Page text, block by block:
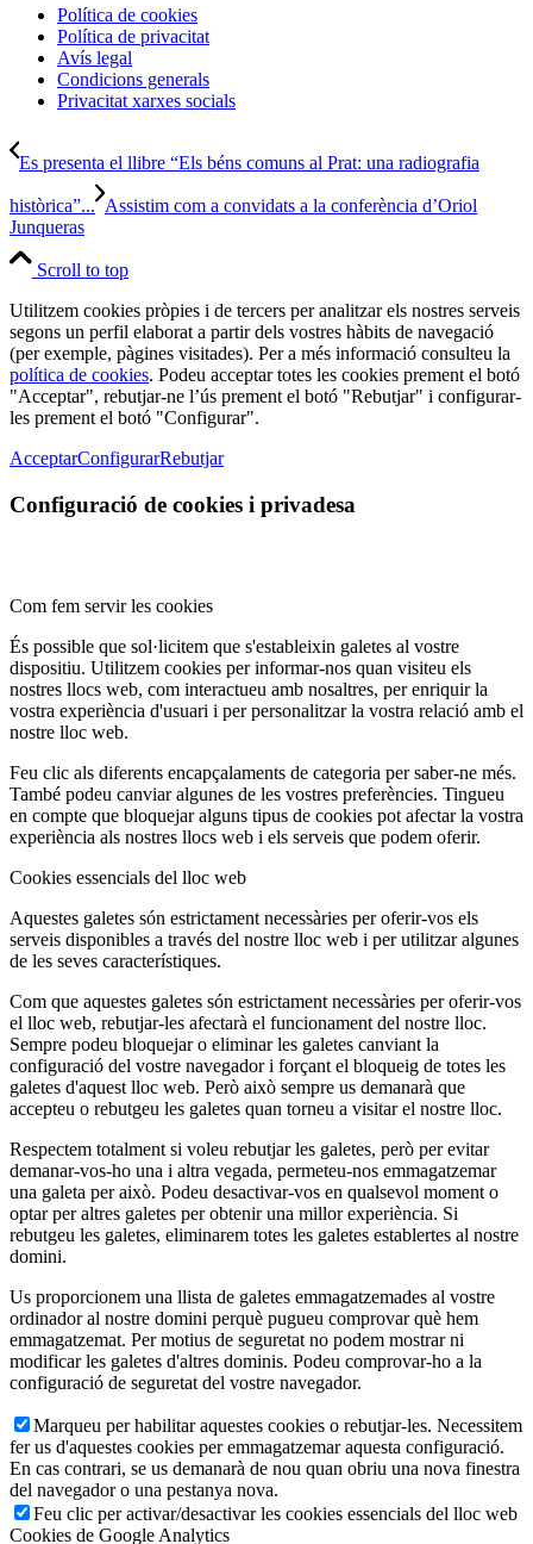
Política de cookies
Política de privacitat
Avís legal
Condicions generals
Privacitat xarxes socials
Es presenta el llibre “Els béns comuns al Prat: una radiografia
històrica”... Assistim com a convidats a la conferència d’Oriol
Junqueras
Scroll to top
Utilitzem cookies pròpies i de tercers per analitzar els nostres serveis
segons un perfil elaborat a partir dels vostres hàbits de navegació
(per exemple, pàgines visitades). Per a més informació consulteu la
política de cookies. Podeu acceptar totes les cookies prement el botó
"Acceptar", rebutjar-ne l’ús prement el botó "Rebutjar" i configurar-
les prement el botó "Configurar".
AcceptarConfigurarRebutjar
Configuració de cookies i privadesa
Com fem servir les cookies
És possible que sol·licitem que s'estableixin galetes al vostre
dispositiu. Utilitzem cookies per informar-nos quan visiteu els
nostres llocs web, com interactueu amb nosaltres, per enriquir la
vostra experiència d'usuari i per personalitzar la vostra relació amb el
nostre lloc web.
Feu clic als diferents encapçalaments de categoria per saber-ne més.
També podeu canviar algunes de les vostres preferències. Tingueu
en compte que bloquejar alguns tipus de cookies pot afectar la vostra
experiència als nostres llocs web i els serveis que podem oferir.
Cookies essencials del lloc web
Aquestes galetes són estrictament necessàries per oferir-vos els
serveis disponibles a través del nostre lloc web i per utilitzar algunes
de les seves característiques.
Com que aquestes galetes són estrictament necessàries per oferir-vos
el lloc web, rebutjar-les afectarà el funcionament del nostre lloc.
Sempre podeu bloquejar o eliminar les galetes canviant la
configuració del vostre navegador i forçant el bloqueig de totes les
galetes d'aquest lloc web. Però això sempre us demanarà que
accepteu o rebutgeu les galetes quan torneu a visitar el nostre lloc.
Respectem totalment si voleu rebutjar les galetes, però per evitar
demanar-vos-ho una i altra vegada, permeteu-nos emmagatzemar
una galeta per això. Podeu desactivar-vos en qualsevol moment o
optar per altres galetes per obtenir una millor experiència. Si
rebutgeu les galetes, eliminarem totes les galetes establertes al nostre
domini.
Us proporcionem una llista de galetes emmagatzemades al vostre
ordinador al nostre domini perquè pugueu comprovar què hem
emmagatzemat. Per motius de seguretat no podem mostrar ni
modificar les galetes d'altres dominis. Podeu comprovar-ho a la
configuració de seguretat del vostre navegador.
Marqueu per habilitar aquestes cookies o rebutjar-les. Necessitem
fer us d'aquestes cookies per emmagatzemar aquesta configuració.
En cas contrari, se us demanarà de nou quan obriu una nova finestra
del navegador o una pestanya nova.
Feu clic per activar/desactivar les cookies essencials del lloc web
Cookies de Google Analytics